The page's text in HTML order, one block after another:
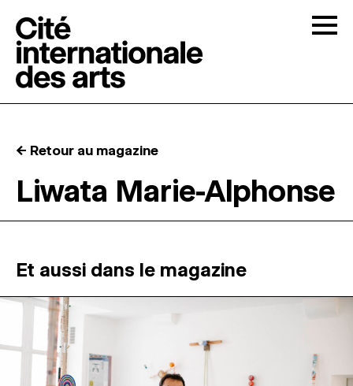
RÉSIDENCES ↓
ATELIERS OUVERTS
PROGRAMMATION
MAGAZINE
← Retour au magazine
Liwata Marie-Alphonse
Et aussi dans le magazine